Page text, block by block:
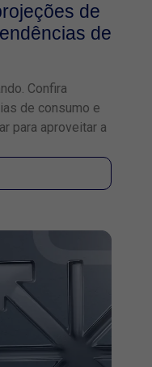
de
de
Confira
de consumo e
para aproveitar a